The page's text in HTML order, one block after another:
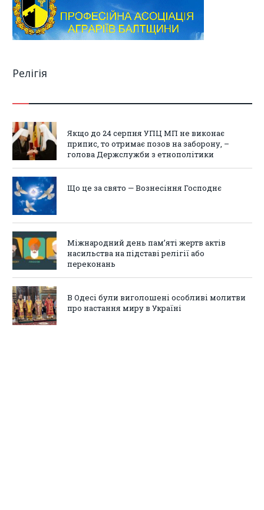
Релігія
Якщо до 24 серпня УПЦ МП не виконає
припис, то отримає позов на заборону, –
голова Держслужби з етнополітики
Що це за свято — Вознесіння Господнє
Міжнародний день пам’яті жертв актів
насильства на підставі релігії або
переконань
В Одесі були виголошені особливі молитви
про настання миру в Україні